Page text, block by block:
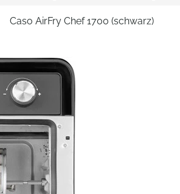
Caso AirFry Chef 1700 (schwarz)